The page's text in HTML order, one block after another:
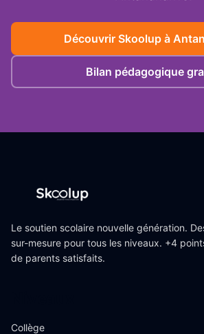
Découvrir Skoolup à
Bilan pédagogique
Le soutien scolaire nouvelle génération.
sur-mesure pour tous les niveaux. +4
de parents satisfaits.
Collège